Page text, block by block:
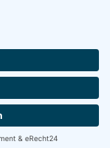
Impressum